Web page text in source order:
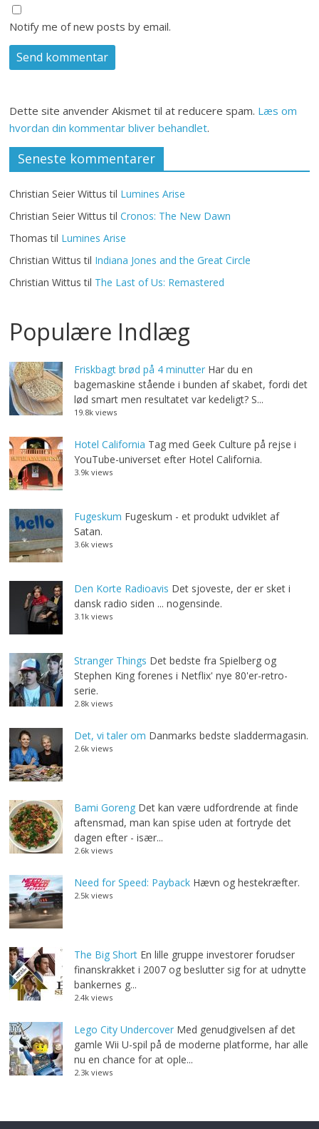
Notify me of new posts by email.
Dette site anvender Akismet til at reducere spam. Læs om
hvordan din kommentar bliver behandlet.
Seneste kommentarer
Christian Seier Wittus til Lumines Arise
Christian Seier Wittus tilCronos: The New Dawn
Thomas til Lumines Arise
Christian Wittus til Indiana Jones and the Great Circle
Christian Wittus til The Last of Us: Remastered
Populære Indlæg
Friskbagt brød på 4 minutter Har du en
bagemaskine stående i bunden af skabet, fordi det
lød smart men resultatet var kedeligt? S...
19.8k views
Hotel California Tag med Geek Culture på rejse i
YouTube-universet efter Hotel California.
3.9k views
Fugeskum Fugeskum - et produkt udviklet af
Satan.
3.6k views
Den Korte Radioavis Det sjoveste, der er sket i
dansk radio siden ... nogensinde.
3.1k views
Stranger Things Det bedste fra Spielberg og
Stephen King forenes i Netflix' nye 80'er-retro-
serie.
2.8k views
Det, vi taler om Danmarks bedste sladdermagasin.
2.6k views
Bami Goreng Det kan være udfordrende at finde
aftensmad, man kan spise uden at fortryde det
dagen efter - især...
2.6k views
Need for Speed: Payback Hævn og hestekræfter.
2.5k views
The Big Short En lille gruppe investorer forudser
finanskrakket i 2007 og beslutter sig for at udnytte
bankernes g...
2.4k views
Lego City Undercover Med genudgivelsen af det
gamle Wii U-spil på de moderne platforme, har alle
nu en chance for at ople...
2.3k views